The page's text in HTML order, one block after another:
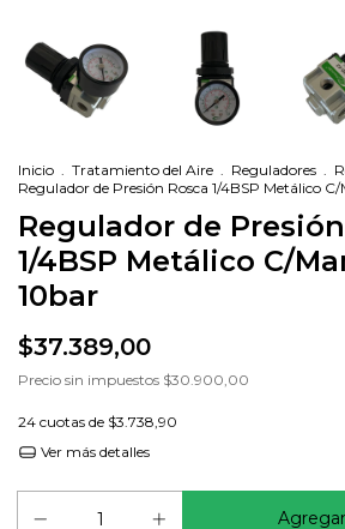
Inicio . Tratamiento del Aire . Reguladores .
Regulador de Presión Rosca 1/4BSP Metálico
Regulador de
1/4BSP Metálico C/
10bar
$37.389,00
Precio sin impuestos $30.900,00
24 cuotas de $3.738,90
Ver más detalles